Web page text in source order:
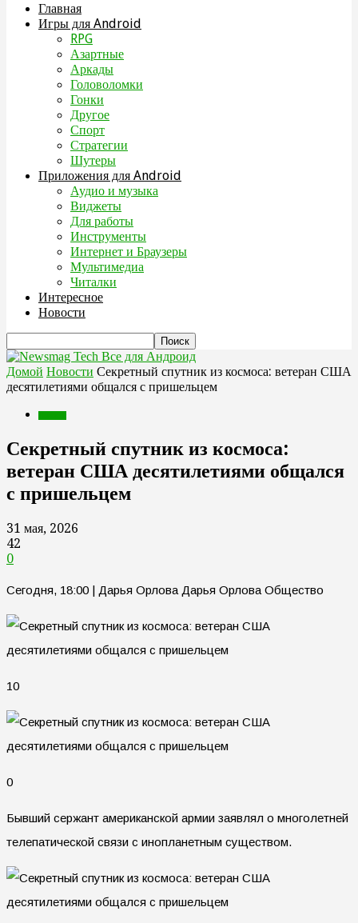
Главная
Игры для Android
RPG
Азартные
Аркады
Головоломки
Гонки
Другое
Спорт
Стратегии
Шутеры
Приложения для Android
Аудио и музыка
Виджеты
Для работы
Инструменты
Интернет и Браузеры
Мультимедиа
Читалки
Интересное
Новости
Все для Андроид
Домой Новости Секретный спутник из космоса: ветеран США
десятилетиями общался с пришельцем
Секретный спутник из космоса:
ветеран США десятилетиями общался
с пришельцем
31 мая, 2026
42
0
Сегодня, 18:00 | Дарья Орлова Дарья Орлова Общество
10
0
Бывший сержант американской армии заявлял о многолетней
телепатической связи с инопланетным существом.